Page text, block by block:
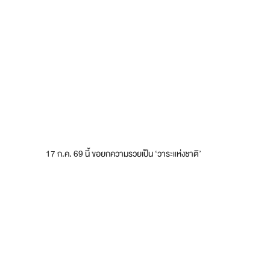
17 ก.ค. 69 นี้ ขอยกความรวยเป็น ‘วาระแห่งชาติ’